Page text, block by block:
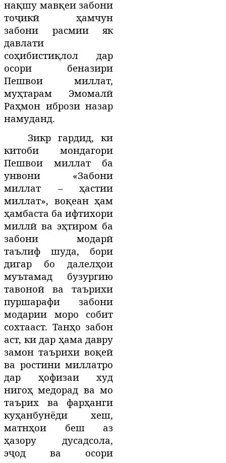
нақшу мавқеи забони
тоҷикӣ ҳамчун
забони расмии як
давлати
соҳибистиқлол дар
осори беназири
Пешвои миллат,
муҳтарам Эмомалӣ
Раҳмон ибрози назар
намуданд.
Зикр гардид, ки
китоби мондагори
Пешвои миллат ба
унвони «Забони
миллат – ҳастии
миллат», воқеан ҳам
ҳамбаста ба ифтихори
миллӣ ва эҳтиром ба
забони модарӣ
таълиф шуда, бори
дигар бо далелҳои
муътамад бузургию
тавоноӣ ва таърихи
пуршарафи забони
модарии моро собит
сохтааст. Танҳо забон
аст, ки дар ҳама давру
замон таърихи воқеӣ
ва ростини миллатро
дар ҳофизаи худ
нигоҳ медорад ва мо
таърих ва фарҳанги
куҳанбунёди хеш,
матнҳои беш аз
ҳазору дусадсола,
эҷод ва осори